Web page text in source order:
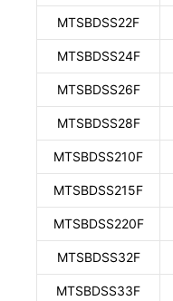
MTSBDSS22F
MTSBDSS24F
MTSBDSS26F
MTSBDSS28F
MTSBDSS210F
MTSBDSS215F
MTSBDSS220F
MTSBDSS32F
MTSBDSS33F